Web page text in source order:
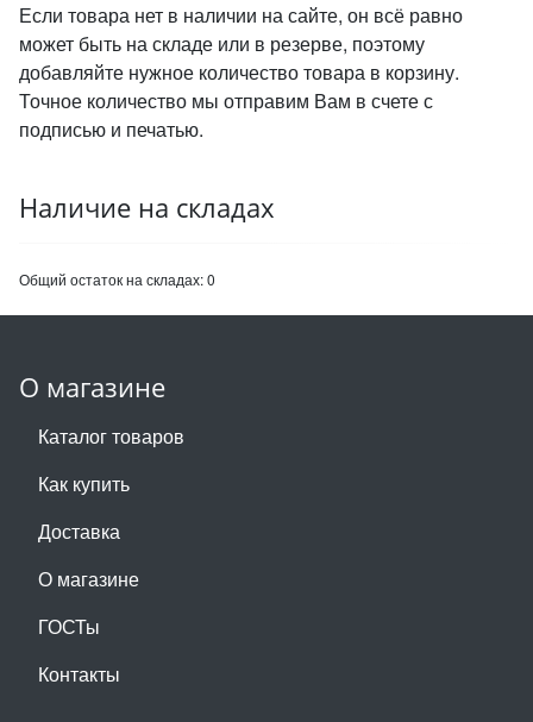
Если товара нет в наличии на сайте, он всё равно
может быть на складе или в резерве, поэтому
добавляйте нужное количество товара в корзину.
Точное количество мы отправим Вам в счете с
подписью и печатью.
Наличие на складах
Общий остаток на складах:0
О магазине
Каталог товаров
Как купить
Доставка
О магазине
ГОСТы
Контакты